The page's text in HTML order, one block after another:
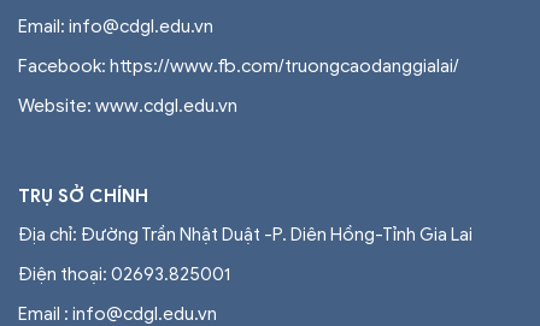
Email: info@cdgl.edu.vn
Facebook: https://www.fb.com/truongcaodanggialai/
Website: www.cdgl.edu.vn
TRỤ SỞ CHÍNH
Địa chỉ: Đường Trần Nhật Duật -P. Diên Hồng-Tỉnh Gia Lai
Điện thoại: 02693.825001
Email : info@cdgl.edu.vn